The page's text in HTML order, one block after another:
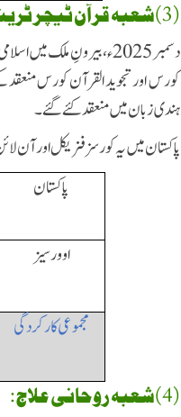
(3)شعبہ قرآن ٹیچر ٹریننگ :
دسمبر 2025ء، بیرونِ ملک میں اسلامی بہنوں
کورس اور تجوید القرآن کورس منعقد
ہندی زبان میں منعقد کئے گئے۔
پاکستان میں یہ کورسز فزیکل اور آن
پاکستان
اوورسیز
مجموعی کارکردگی
(4)شعبہ روحانی علاج: